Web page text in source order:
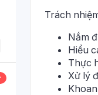
Trách
Nắm
Hiểu
Thực
Xử lý